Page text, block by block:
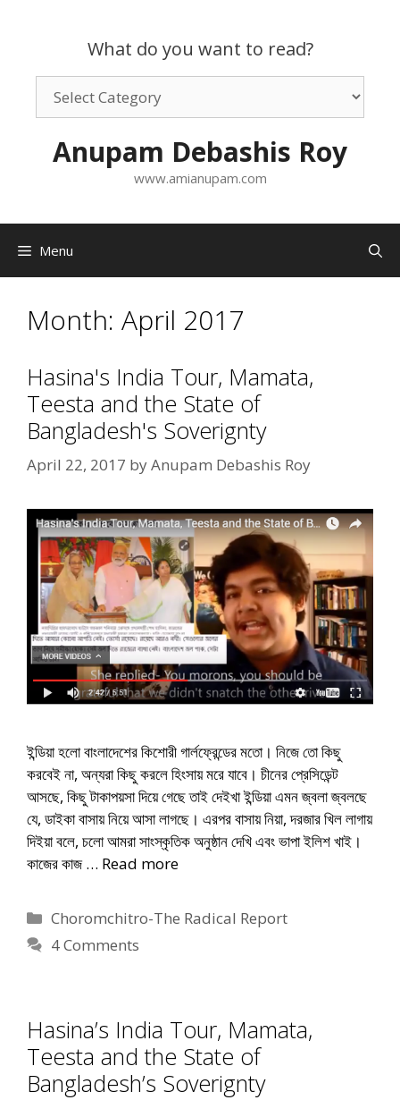
What do you want to read?
want
Anupam Debashis Roy
www.amianupam.com
Menu
Month: April 2017
Hasina's India Tour, Mamata,
Teesta and the State of
Bangladesh's Soverignty
April 22, 2017 byAnupam Debashis Roy
ইন্ডিয়া হলো বাংলাদেশের কিশোরী গার্লফ্রেন্ডের মতো। নিজে তো কিছু
করবেই না, অন্যরা কিছু করলে হিংসায় মরে যাবে। চীনের প্রেসিডেন্ট
আসছে, কিছু টাকাপয়সা দিয়ে গেছে তাই দেইখা ইন্ডিয়া এমন জ্বলা জ্বলছে
যে, ডাইকা বাসায় নিয়ে আসা লাগছে। এরপর বাসায় নিয়া, দরজার খিল লাগায়
দিইয়া বলে, চলো আমরা সাংস্কৃতিক অনুষ্ঠান দেখি এবং ভাপা ইলিশ খাই।
কাজের কাজ … Read more
Categories
Choromchitro-The Radical Report
4 Comments
Hasina’s India Tour, Mamata,
Teesta and the State of
Bangladesh’s Soverignty